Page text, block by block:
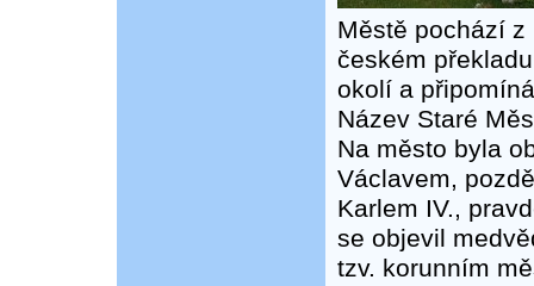
Městě pochází
českém
okolí a
Název Staré
Na město byla
Václavem,
Karlem IV.,
se objevil
tzv. korunním